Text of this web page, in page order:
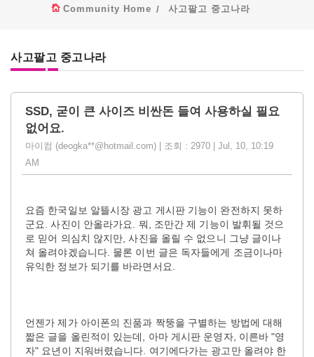
Community Home 사고팔고 중고나라
사고팔고 중고나라
SSD, 굳이 큰 사이즈 비싼돈 들여 사용하실 필요
없어요.
마이컴 (deogka**@hotmail.com) | 조회 : 2970 | Jul, 10, 10:19
AM
요즘 한국일보 알뜰시장 광고 게시판 기능이 완전하지 못하
군요. 사진이 안올라가요. 뭐, 조만간 제 기능이 발휘될 것으
로 믿어 의심치 않지만, 사진을 올릴 수 없으니 그냥 글이나
쳐 올려야겠습니다. 물론 이번 글은 독자들에게 조금이나마
유익한 정보가 되기를 바라면서요.
언젠가 제가 아이폰의 진품과 짝뚱을 구별하는 방법에 대해
짧은 글을 올린적이 있는데, 아마 게시판 운영자, 이른바 "영
자" 요년이 지워버렸습니다. 여기에다가는 광고만 올려야 한